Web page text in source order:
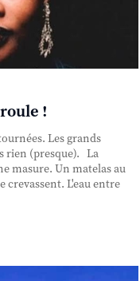
!
Les grands
rien (presque). La
masure. Un matelas au
crevassent. L'eau entre